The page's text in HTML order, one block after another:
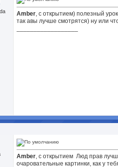
Amber, с открытием) полезный
так авы лучше смотрятся) ну или
Amber, с открытием Люд прав
очаровательные картинки, как у